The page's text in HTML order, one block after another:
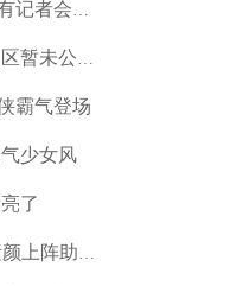
中国第一代娱记谈刘德华：没有记者会不喜欢他
黄小蕾控诉迪士尼工作人员 园区暂未公开回应当事
霸气登场
少女风
了
王燕阳带你玩转黄小厨市集!素颜上阵助力嫣然天使